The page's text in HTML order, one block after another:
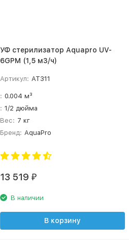
УФ стерилизатор Aquapro UV-
6GPM (1,5 м3/ч)
Артикул: AT311
: 0.004 м³
: 1/2 дюйма
Вес: 7 кг
Бренд: AquaPro
13 519 ₽
В наличии
В корзину